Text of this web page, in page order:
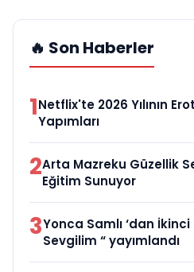
🔥 Son Haberler
1Netflix'te 2026 Yılının
Yapımları
2Arta Mazreku Güzellik
Eğitim Sunuyor
3Yonca Samlı ‘dan
Sevgilim “ yayımlandı